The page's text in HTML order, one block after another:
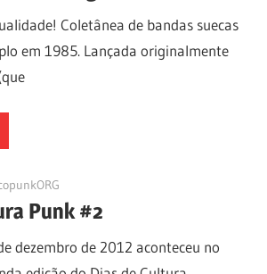
Coletânea de bandas suecas
em 1985. Lançada originalmente
Punk #2
dezembro de 2012 aconteceu no